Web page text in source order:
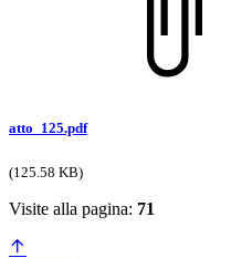
atto_125.pdf
(125.58 KB)
Visite alla pagina: 71